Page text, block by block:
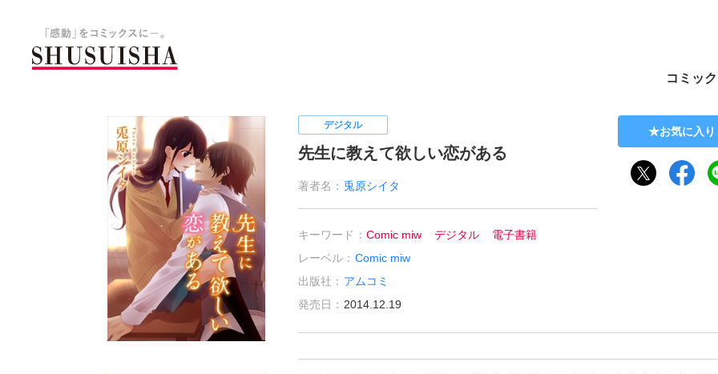
コミック
デジタル
先生に教えて欲しい恋がある
著者名： 兎原シイタ
キーワード： Comic miw デジタル
電子書籍
レーベル： Comic miw
出版社： アムコミ
発売日： 2014.12.19
お気に入り